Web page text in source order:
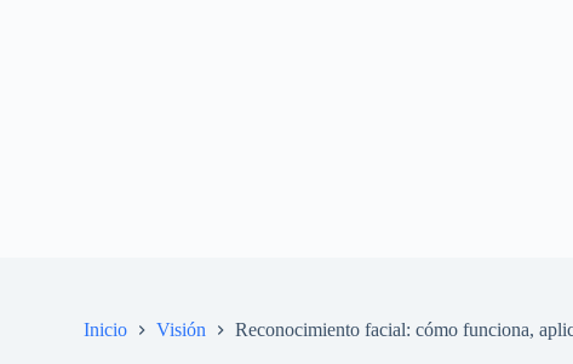
Inicio Visión Reconocimiento facial: cómo funciona,